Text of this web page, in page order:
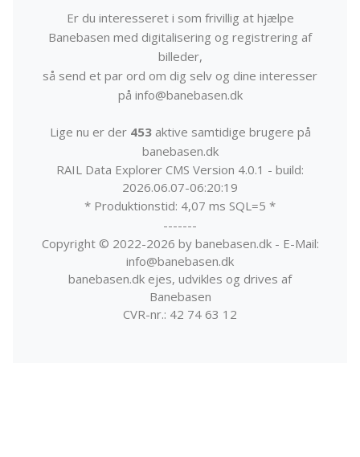
Er du interesseret i som frivillig at hjælpe
Banebasen med digitalisering og registrering af
billeder,
så send et par ord om dig selv og dine interesser
på info@banebasen.dk
Lige nu er der 453aktive samtidige brugere på
banebasen.dk
RAIL Data Explorer CMS Version 4.0.1 - build:
2026.06.07-06:20:19
* Produktionstid: 4,07 ms SQL=5 *
-------
Copyright © 2022-2026 by banebasen.dk - E-Mail:
info@banebasen.dk
banebasen.dk ejes, udvikles og drives af
Banebasen
CVR-nr.: 42 74 63 12